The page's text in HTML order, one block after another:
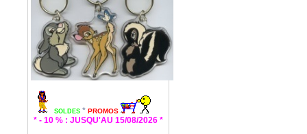
SOLDES * PROMOS
* - 10 % : JUSQU'AU 15/08/2026 *